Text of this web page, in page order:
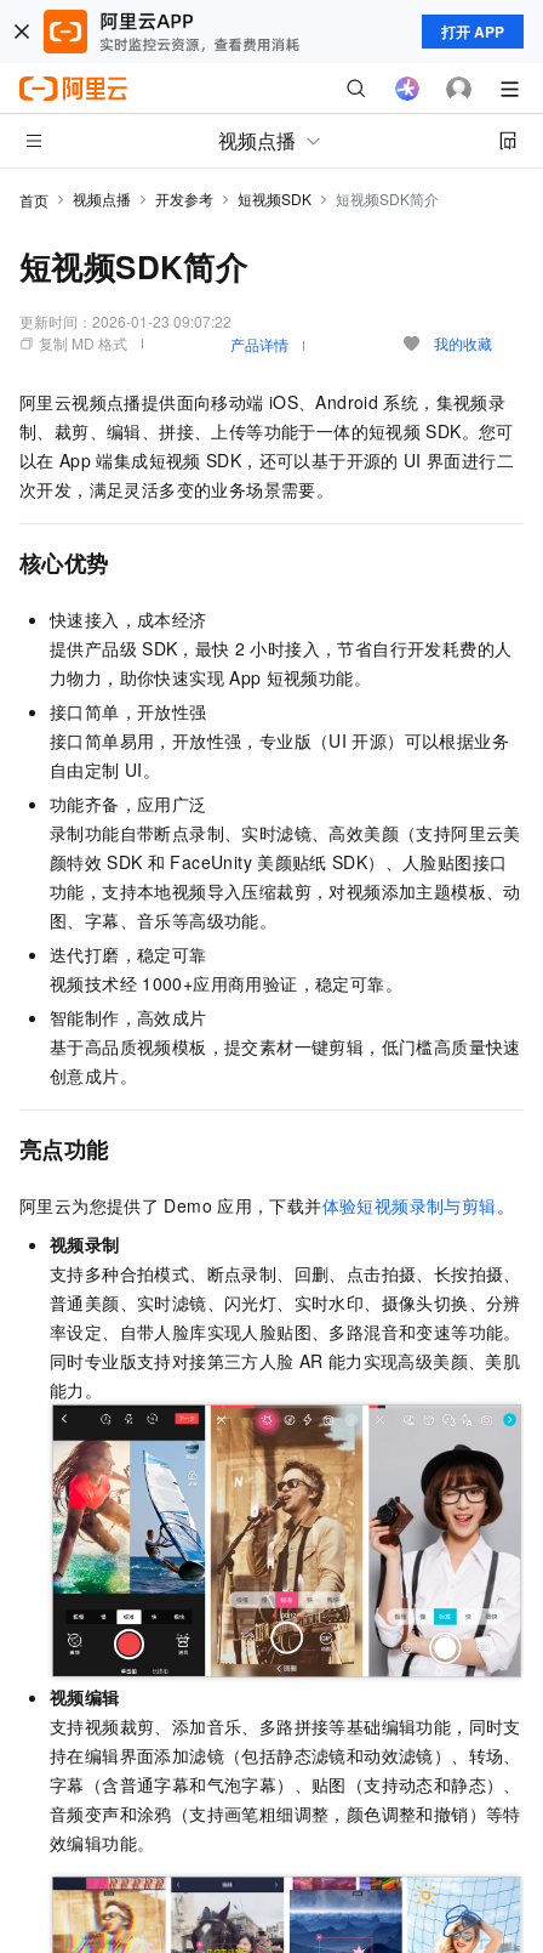
打开 APP
视频点播
首页 视频点播 开发参考 短视频SDK 短视频SDK简介
短视频SDK简介
更新时间： 2026-01-23 09:07:22
复制 MD 格式
产品详情 我的收藏
阿里云视频点播提供面向移动端 iOS、Android 系统，集视频录
制、裁剪、编辑、拼接、上传等功能于一体的短视频 SDK。您可
以在 App 端集成短视频 SDK，还可以基于开源的 UI 界面进行二
次开发，满足灵活多变的业务场景需要。
核心优势
快速接入，成本经济
提供产品级 SDK，最快 2 小时接入，节省自行开发耗费的人
力物力，助你快速实现 App 短视频功能。
接口简单，开放性强
接口简单易用，开放性强，专业版（UI 开源）可以根据业务
自由定制 UI。
功能齐备，应用广泛
录制功能自带断点录制、实时滤镜、高效美颜（支持阿里云美
颜特效 SDK 和 FaceUnity 美颜贴纸 SDK）、人脸贴图接口
功能，支持本地视频导入压缩裁剪，对视频添加主题模板、动
图、字幕、音乐等高级功能。
迭代打磨，稳定可靠
视频技术经 1000+应用商用验证，稳定可靠。
智能制作，高效成片
基于高品质视频模板，提交素材一键剪辑，低门槛高质量快速
创意成片。
亮点功能
阿里云为您提供了 Demo 应用，下载并体验短视频录制与剪辑。
视频录制
支持多种合拍模式、断点录制、回删、点击拍摄、长按拍摄、
普通美颜、实时滤镜、闪光灯、实时水印、摄像头切换、分辨
率设定、自带人脸库实现人脸贴图、多路混音和变速等功能。
同时专业版支持对接第三方人脸 AR 能力实现高级美颜、美肌
能力。
视频编辑
支持视频裁剪、添加音乐、多路拼接等基础编辑功能，同时支
持在编辑界面添加滤镜（包括静态滤镜和动效滤镜）、转场、
字幕（含普通字幕和气泡字幕）、贴图（支持动态和静态）、
音频变声和涂鸦（支持画笔粗细调整，颜色调整和撤销）等特
效编辑功能。